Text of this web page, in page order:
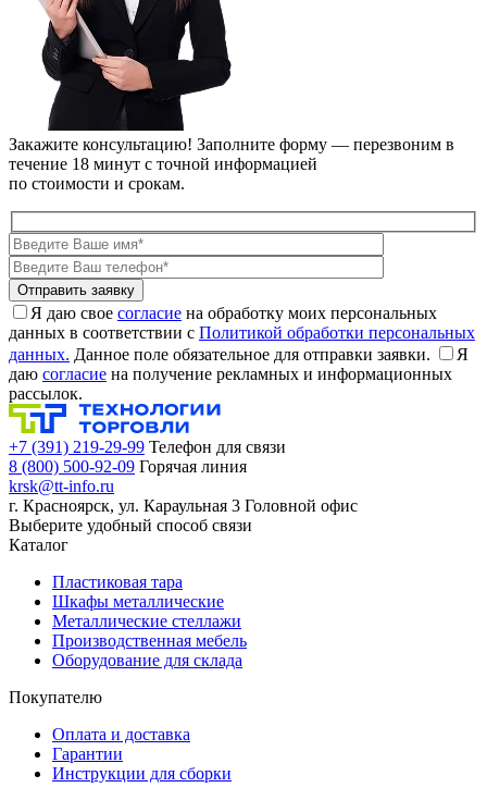
Закажите консультацию! Заполните форму — перезвоним в
течение 18 минут с точной информацией
по стоимости и срокам.
Я даю свое согласие на обработку моих персональных
данных в соответствии с Политикой обработки персональных
данных. Данное поле обязательное для отправки заявки.
Я
даю согласие на получение рекламных и информационных
рассылок.
+7 (391) 219-29-99 Телефон для связи
8 (800) 500-92-09 Горячая линия
krsk@tt-info.ru
г. Красноярск, ул. Караульная 3 Головной офис
Выберите удобный способ связи
Каталог
Пластиковая тара
Шкафы металлические
Металлические стеллажи
Производственная мебель
Оборудование для склада
Покупателю
Оплата и доставка
Гарантии
Инструкции для сборки